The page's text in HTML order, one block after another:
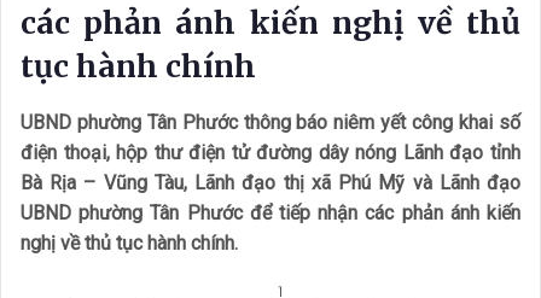
các phản ánh kiến nghị về thủ
tục hành chính
UBND phường Tân Phước thông báo niêm yết công khai số
điện thoại, hộp thư điện tử đường dây nóng Lãnh đạo tỉnh
Bà Rịa – Vũng Tàu, Lãnh đạo thị xã Phú Mỹ và Lãnh đạo
UBND phường Tân Phước để tiếp nhận các phản ánh kiến
nghị về thủ tục hành chính.